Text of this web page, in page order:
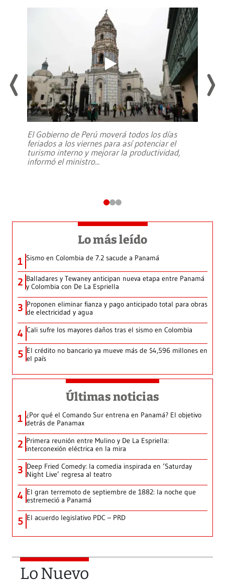
El Gobierno de Perú moverá todos los días
feriados a los viernes para así potenciar el
turismo interno y mejorar la productividad,
informó el ministro...
Lo más leído
1 Sismo en Colombia de 7.2 sacude a Panamá
2 Balladares y Tewaney anticipan nueva etapa entre Panamá
y Colombia con De La Espriella
3 Proponen eliminar fianza y pago anticipado total para obras
de electricidad y agua
4 Cali sufre los mayores daños tras el sismo en Colombia
5 El crédito no bancario ya mueve más de $4,596 millones en
el país
Últimas noticias
1 ¿Por qué el Comando Sur entrena en Panamá? El objetivo
detrás de Panamax
2 Primera reunión entre Mulino y De La Espriella:
interconexión eléctrica en la mira
3 Deep Fried Comedy: la comedia inspirada en ‘Saturday
Night Live’ regresa al teatro
4 El gran terremoto de septiembre de 1882: la noche que
estremeció a Panamá
5 El acuerdo legislativo PDC – PRD
Lo Nuevo